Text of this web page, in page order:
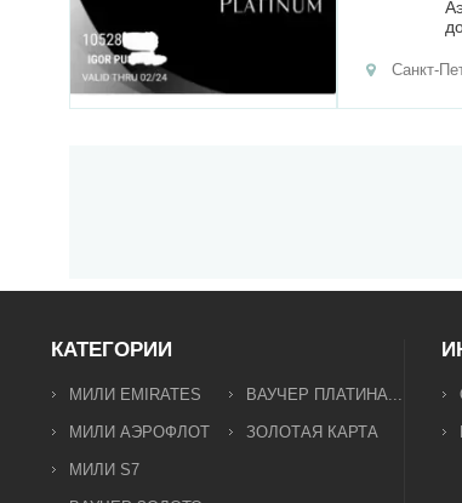
Санкт-
КАТЕГОРИИ
МИЛИ EMIRATES
МИЛИ АЭРОФЛОТ
МИЛИ S7
ВАУЧЕР ПЛАТИНА...
ЗОЛОТАЯ КАРТА